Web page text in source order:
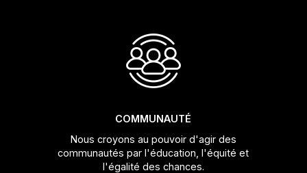
COMMUNAUTÉ
Nous croyons au pouvoir d'agir des
communautés par l'éducation, l'équité et
l'égalité des chances.